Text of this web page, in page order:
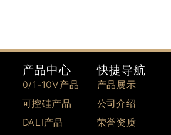
产品中心
0/1-10V产品
可控硅产品
DALI产品
快捷导航
产品展示
公司介绍
荣誉资质